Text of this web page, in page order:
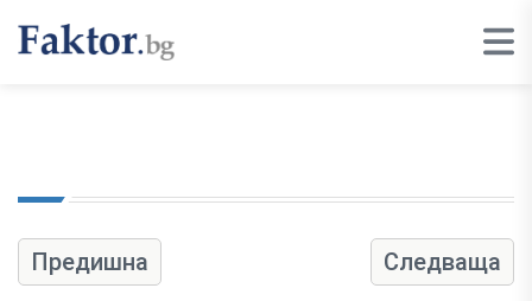
Предишна Следваща